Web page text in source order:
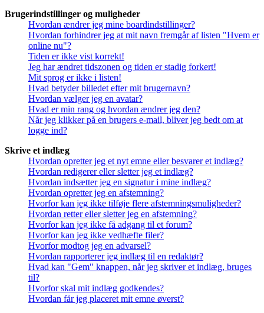
Brugerindstillinger og muligheder
Hvordan ændrer jeg mine boardindstillinger?
Hvordan forhindrer jeg at mit navn fremgår af listen "Hvem er
online nu"?
Tiden er ikke vist korrekt!
Jeg har ændret tidszonen og tiden er stadig forkert!
Mit sprog er ikke i listen!
Hvad betyder billedet efter mit brugernavn?
Hvordan vælger jeg en avatar?
Hvad er min rang og hvordan ændrer jeg den?
Når jeg klikker på en brugers e-mail, bliver jeg bedt om at
logge ind?
Skrive et indlæg
Hvordan opretter jeg et nyt emne eller besvarer et indlæg?
Hvordan redigerer eller sletter jeg et indlæg?
Hvordan indsætter jeg en signatur i mine indlæg?
Hvordan opretter jeg en afstemning?
Hvorfor kan jeg ikke tilføje flere afstemningsmuligheder?
Hvordan retter eller sletter jeg en afstemning?
Hvorfor kan jeg ikke få adgang til et forum?
Hvorfor kan jeg ikke vedhæfte filer?
Hvorfor modtog jeg en advarsel?
Hvordan rapporterer jeg indlæg til en redaktør?
Hvad kan "Gem" knappen, når jeg skriver et indlæg, bruges
til?
Hvorfor skal mit indlæg godkendes?
Hvordan får jeg placeret mit emne øverst?